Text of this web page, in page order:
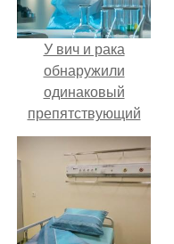
У вич и рака
обнаружили
одинаковый
препятствующий
лечению механизм.